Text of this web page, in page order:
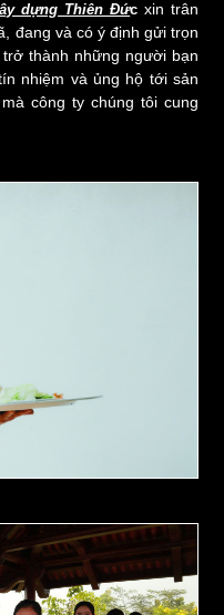
dựng Thiên Đức xin trân
đang và có ý định gửi trọn
thành những người bạn
nhiệm và ủng hộ tới sản
mà công ty chúng tôi cung